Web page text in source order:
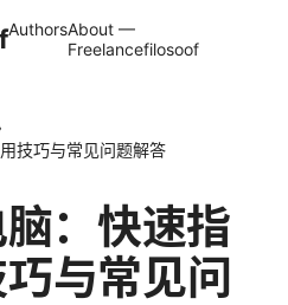
AuthorsAbout —
Freelancefilosoof
技巧与常见问题解答
：快速指
与常见问